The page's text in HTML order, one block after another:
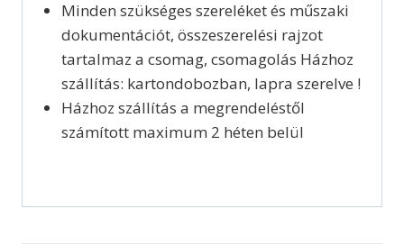
Minden szükséges szereléket és műszaki
dokumentációt, összeszerelési rajzot
tartalmaz a csomag, csomagolás Házhoz
szállítás: kartondobozban, lapra szerelve !
Házhoz szállítás a megrendeléstől
számított maximum 2 héten belül